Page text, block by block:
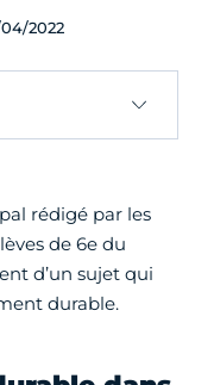
2022
rédigé par les
de 6e du
d’un sujet qui
durable.